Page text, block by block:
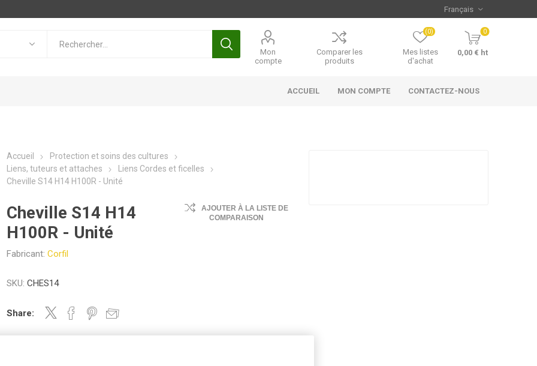
Mon
compte
Comparer les
produits
Mes listes
d'achat
(0) 0
0,00 € ht
ACCUEIL MON COMPTE CONTACTEZ-NOUS
Accueil
Protection et soins des cultures
Liens, tuteurs et attaches
Liens Cordes et ficelles
Cheville S14 H14 H100R - Unité
Cheville S14 H14
H100R - Unité
Fabricant: Corfil
AJOUTER À LA LISTE DE
COMPARAISON
SKU: CHES14
Share: